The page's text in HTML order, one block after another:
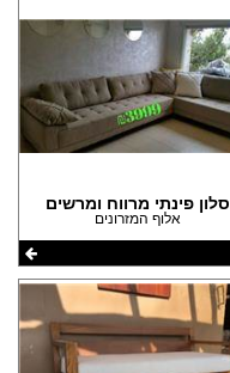
סלון פינתי מרווח ומרשים
אלוף המזרונים